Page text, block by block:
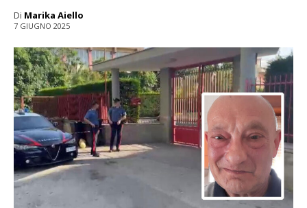
Di Marika Aiello
7 GIUGNO 2025